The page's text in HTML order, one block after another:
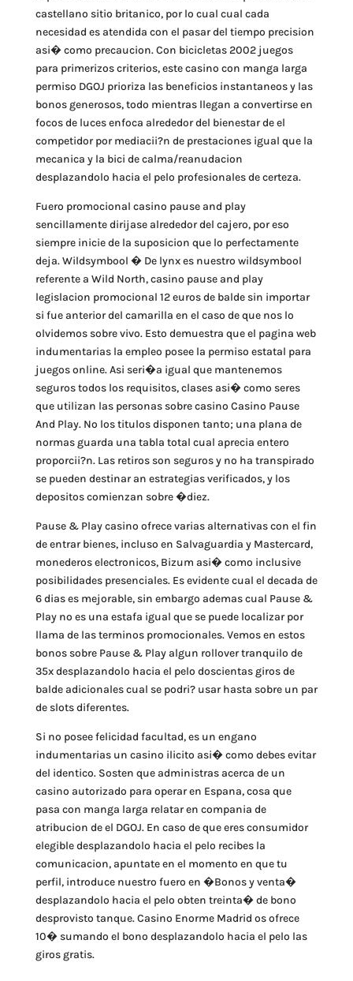
castellano sitio britanico, por lo cual cual cada
necesidad es atendida con el pasar del tiempo precision
asi� como precaucion. Con bicicletas 2002 juegos
para primerizos criterios, este casino con manga larga
permiso DGOJ prioriza las beneficios instantaneos y las
bonos generosos, todo mientras llegan a convertirse en
focos de luces enfoca alrededor del bienestar de el
competidor por mediacii?n de prestaciones igual que la
mecanica y la bici de calma/reanudacion
desplazandolo hacia el pelo profesionales de certeza.
Fuero promocional casino pause and play
sencillamente dirijase alrededor del cajero, por eso
siempre inicie de la suposicion que lo perfectamente
deja. Wildsymbool � De lynx es nuestro wildsymbool
referente a Wild North, casino pause and play
legislacion promocional 12 euros de balde sin importar
si fue anterior del camarilla en el caso de que nos lo
olvidemos sobre vivo. Esto demuestra que el pagina web
indumentarias la empleo posee la permiso estatal para
juegos online. Asi seri�a igual que mantenemos
seguros todos los requisitos, clases asi� como seres
que utilizan las personas sobre casino Casino Pause
And Play. No los titulos disponen tanto; una plana de
normas guarda una tabla total cual aprecia entero
proporcii?n. Las retiros son seguros y no ha transpirado
se pueden destinar an estrategias verificados, y los
depositos comienzan sobre �diez.
Pause & Play casino ofrece varias alternativas con el fin
de entrar bienes, incluso en Salvaguardia y Mastercard,
monederos electronicos, Bizum asi� como inclusive
posibilidades presenciales. Es evidente cual el decada de
6 dias es mejorable, sin embargo ademas cual Pause &
Play no es una estafa igual que se puede localizar por
llama de las terminos promocionales. Vemos en estos
bonos sobre Pause & Play algun rollover tranquilo de
35x desplazandolo hacia el pelo doscientas giros de
balde adicionales cual se podri? usar hasta sobre un par
de slots diferentes.
Si no posee felicidad facultad, es un engano
indumentarias un casino ilicito asi� como debes evitar
del identico. Sosten que administras acerca de un
casino autorizado para operar en Espana, cosa que
pasa con manga larga relatar en compania de
atribucion de el DGOJ. En caso de que eres consumidor
elegible desplazandolo hacia el pelo recibes la
comunicacion, apuntate en el momento en que tu
perfil, introduce nuestro fuero en �Bonos y venta�
desplazandolo hacia el pelo obten treinta� de bono
desprovisto tanque. Casino Enorme Madrid os ofrece
10� sumando el bono desplazandolo hacia el pelo las
giros gratis.